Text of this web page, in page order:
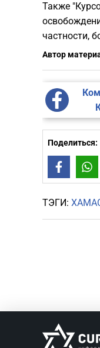
Также
частности,
Автор
Поделиться:
ТЭГИ: